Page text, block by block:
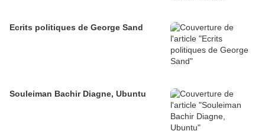
Ecrits politiques de George Sand
Souleiman Bachir Diagne, Ubuntu